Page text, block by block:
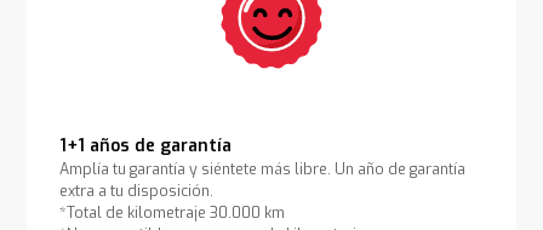
1+1 años de garantía
Amplía tu garantía y siéntete más libre. Un año de garantía
extra a tu disposición.
*Total de kilometraje 30.000 km